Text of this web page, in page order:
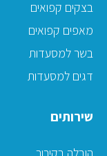
בצקים קפואים
מאפים קפואים
בשר למסעדות
דגים למסעדות
שירותים